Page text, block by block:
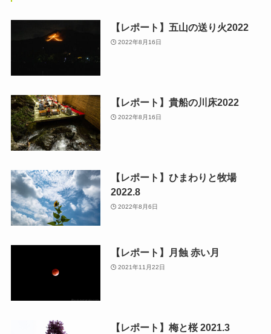
【レポート】五山の送り火2022
2022年8月16日
【レポート】貴船の川床2022
2022年8月16日
【レポート】ひまわりと牧場
2022.8
2022年8月6日
【レポート】月蝕 赤い月
2021年11月22日
【レポート】梅と桜 2021.3